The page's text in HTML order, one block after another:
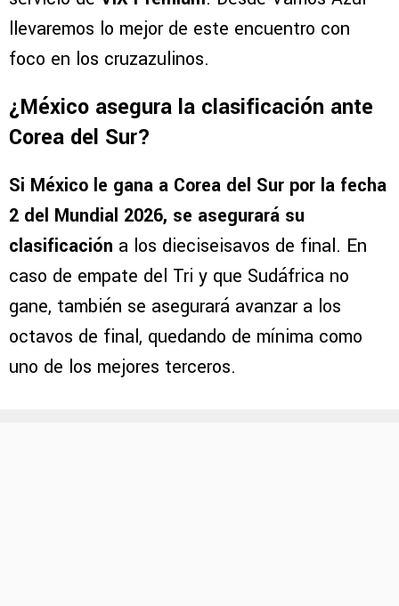
llevaremos lo mejor de este encuentro con
foco en los cruzazulinos.
¿México asegura la clasificación ante
Corea del Sur?
Si México le gana a Corea del Sur por la fecha
2 del Mundial 2026, se asegurará su
clasificación a los dieciseisavos de final. En
caso de empate del Tri y que Sudáfrica no
gane, también se asegurará avanzar a los
octavos de final, quedando de mínima como
uno de los mejores terceros.